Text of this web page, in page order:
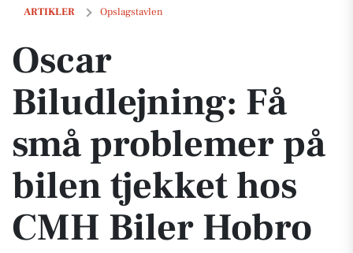
ARTIKLER Opslagstavlen
Oscar Biludlejning: Få små problemer på bilen tjekket hos CMH
Oscar
Biludlejning: Få
små problemer på
bilen tjekket hos
CMH Biler Hobro